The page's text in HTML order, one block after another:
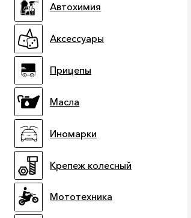
Автохимия
Аксессуары
Прицепы
Масла
Иномарки
Крепеж колесный
Мототехника